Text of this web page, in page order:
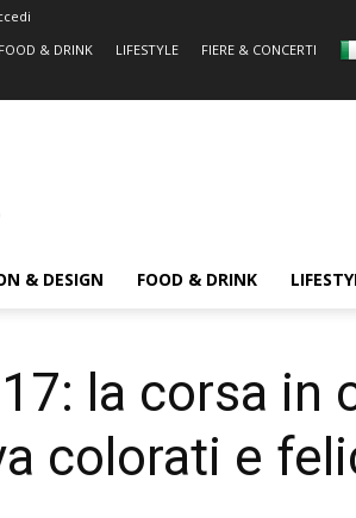
FOOD & DRINK LIFESTYLE FIERE & CONCERTI
& DESIGN FOOD & DRINK
la corsa
colorati e